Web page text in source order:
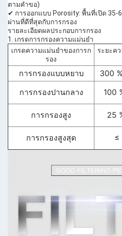
ตามคําขอ)
✔ การออกแบบ Porosity: พื้นที่เปิด 35-
ผ่านที่ดีที่สุดกับการกรอง
รายละเอียดผลประกอบการกรอง
1. เกรดการกรองความแม่นยํา
เกรดความแม่นยําของการก
รอง
ระยะค
การกรองแบบหยาบ 300
การกรองปานกลาง
100
การกรองสูง 25
การกรองสูงสุด ≤